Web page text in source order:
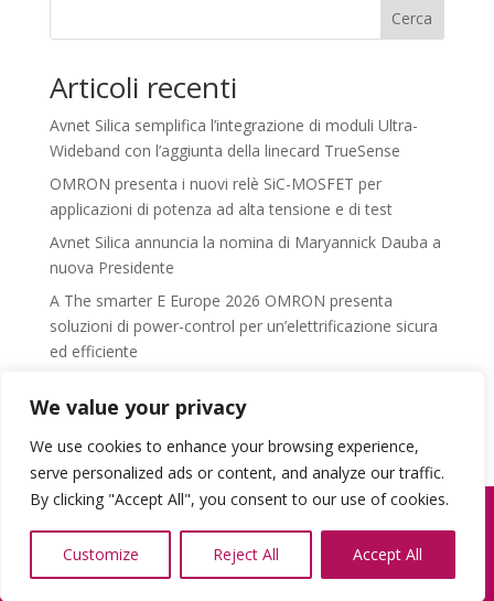
We value your privacy
We use cookies to enhance your browsing experience,
serve personalized ads or content, and analyze our traffic.
By clicking "Accept All", you consent to our use of cookies.
Customize Reject All Accept All
Cerca
Articoli recenti
Avnet Silica semplifica l’integrazione di moduli Ultra-
Wideband con l’aggiunta della linecard TrueSense
OMRON presenta i nuovi relè SiC-MOSFET per
applicazioni di potenza ad alta tensione e di test
Avnet Silica annuncia la nomina di Maryannick Dauba a
nuova Presidente
A The smarter E Europe 2026 OMRON presenta
soluzioni di power-control per un’elettrificazione sicura
ed efficiente
Power
© 2026 OverComm P.IVA: 14679390964 |Privacy
Policy